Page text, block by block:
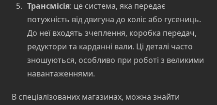
Трансмісія: це система, яка передає
потужність від двигуна до коліс або гусениць.
До неї входять зчеплення, коробка передач,
редуктори та карданні вали. Ці деталі часто
зношуються, особливо при роботі з великими
навантаженнями.
В спеціалізованих магазинах, можна знайти